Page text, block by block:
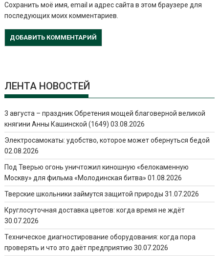
Сохранить моё имя, email и адрес сайта в этом браузере для
последующих моих комментариев.
ЛЕНТА НОВОСТЕЙ
3 августа – праздник Обретения мощей благоверной великой
княгини Анны Кашинской (1649) 03.08.2026
Электросамокаты: удобство, которое может обернуться бедой
02.08.2026
Под Тверью огонь уничтожил киношную «белокаменную
Москву» для фильма «Молодинская битва» 01.08.2026
Тверские школьники займутся защитой природы 31.07.2026
Круглосуточная доставка цветов: когда время не ждёт
30.07.2026
Техническое диагностирование оборудования: когда пора
проверять и что это даёт предприятию 30.07.2026